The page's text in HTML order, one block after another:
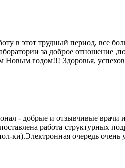
в этот трудный период, все
за доброе отношение
Новым годом!!! Здоровья,
- добрые и отзывчивые врачи
работа структурных
ки).Электронная очередь